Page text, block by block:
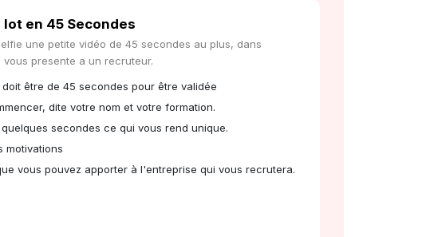
en 45 Secondes
une petite vidéo de 45 secondes au plus, dans
vous presente a un recruteur.
doit être de 45 secondes pour être validée
dite votre nom et votre formation.
secondes ce qui vous rend unique.
motivations
vous pouvez apporter à l'entreprise qui vous recrutera.